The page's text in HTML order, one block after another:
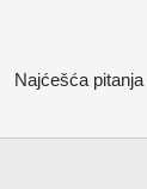
Najćešća pitanja